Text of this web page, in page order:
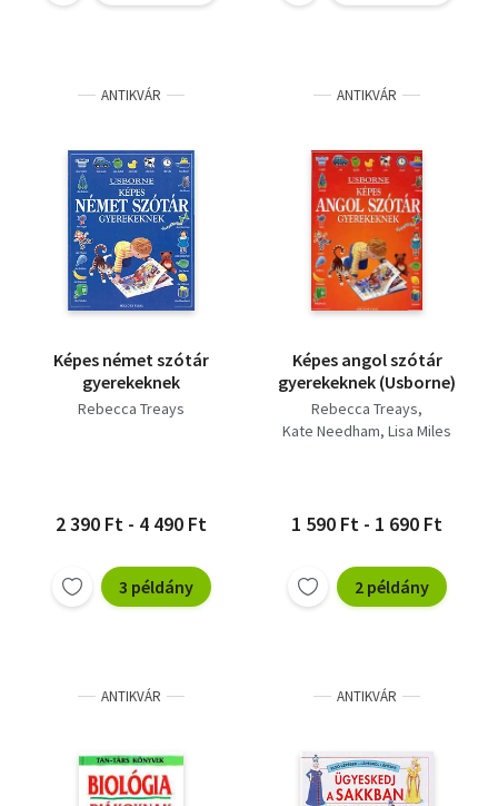
ANTIKVÁR
Képes német szótár
gyerekeknek
Rebecca Treays
2 390 Ft - 4 490 Ft
3 példány
ANTIKVÁR
Képes angol szótár
gyerekeknek (Usborne)
Rebecca Treays
Kate Needham Lisa Miles
1 590 Ft - 1 690 Ft
2 példány
ANTIKVÁR ANTIKVÁR